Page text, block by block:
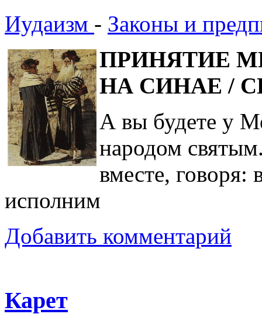
Иудаизм - Законы и
ПРИНЯТИЕ
НА СИНАЕ /
А вы будете у
народом
вместе, говоря:
исполним
Добавить комментарий
Карет